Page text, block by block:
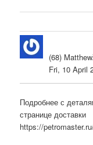
(68)
Fri, 10 April
Подробнее с
странице доставки
https://